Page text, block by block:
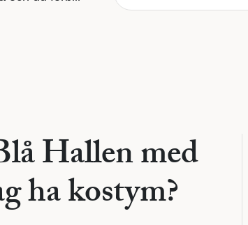
Hallen med
ha kostym?